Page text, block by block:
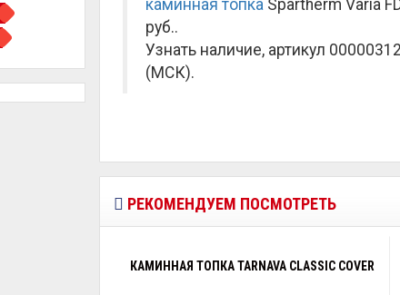
каминная топка Spartherm Varia
руб..
Узнать наличие, артикул
(МСК).
РЕКОМЕНДУЕМ ПОСМОТРЕТЬ
КАМИННАЯ ТОПКА TARNAVA CLASSIC COVER